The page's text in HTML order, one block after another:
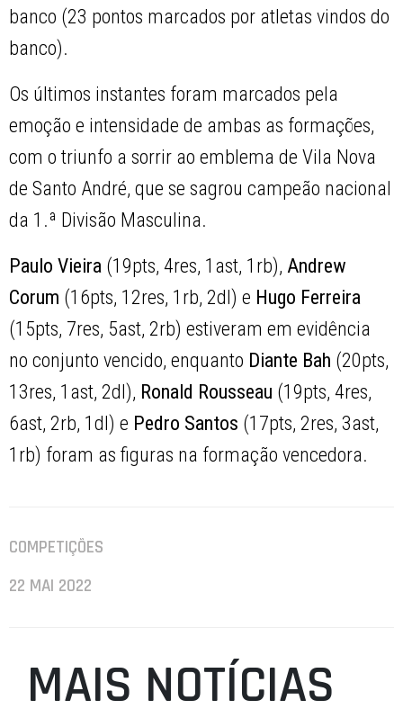
banco (23 pontos marcados por atletas vindos do
banco).
Os últimos instantes foram marcados pela
emoção e intensidade de ambas as formações,
com o triunfo a sorrir ao emblema de Vila Nova
de Santo André, que se sagrou campeão nacional
da 1.ª Divisão Masculina.
Paulo Vieira (19pts, 4res, 1ast, 1rb), Andrew
Corum (16pts, 12res, 1rb, 2dl) e Hugo Ferreira
(15pts, 7res, 5ast, 2rb) estiveram em evidência
no conjunto vencido, enquanto Diante Bah (20pts,
13res, 1ast, 2dl), Ronald Rousseau (19pts, 4res,
6ast, 2rb, 1dl) e Pedro Santos (17pts, 2res, 3ast,
1rb) foram as figuras na formação vencedora.
COMPETIÇÕES
22 MAI 2022
MAIS NOTÍCIAS